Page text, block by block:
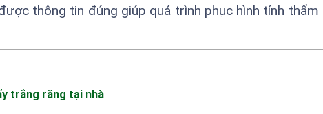
thông tin đúng giúp quá trình phục hình tính
trắng răng tại nhà